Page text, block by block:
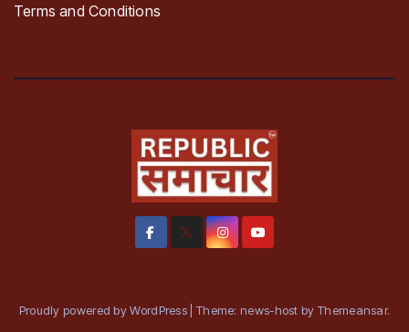
Terms and Conditions
Proudly powered by WordPress Theme: news-host by Themeansar.